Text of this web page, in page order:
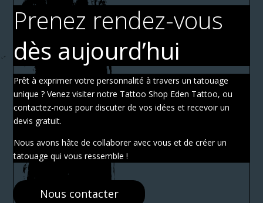
Prenez rendez-vous
dès aujourd’hui
Prêt à exprimer votre personnalité à travers un tatouage
unique ? Venez visiter notre Tattoo Shop Eden Tattoo, ou
contactez-nous pour discuter de vos idées et recevoir un
devis gratuit.
Nous avons hâte de collaborer avec vous et de créer un
tatouage qui vous ressemble !
Nous contacter